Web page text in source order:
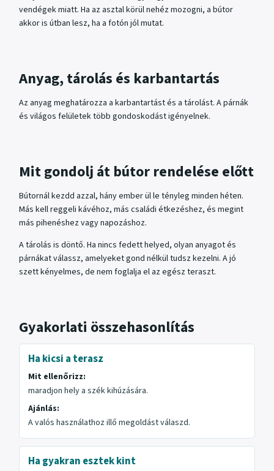
vendégek miatt. Ha az asztal körül nehéz mozogni, a bútor
akkor is útban lesz, ha a fotón jól mutat.
Anyag, tárolás és karbantartás
Az anyag meghatározza a karbantartást és a tárolást. A párnák
és világos felületek több gondoskodást igényelnek.
Mit gondolj át bútor rendelése előtt
Bútornál kezdd azzal, hány ember ül le tényleg minden héten.
Más kell reggeli kávéhoz, más családi étkezéshez, és megint
más pihenéshez vagy napozáshoz.
A tárolás is döntő. Ha nincs fedett helyed, olyan anyagot és
párnákat válassz, amelyeket gond nélkül tudsz kezelni. A jó
szett kényelmes, de nem foglalja el az egész teraszt.
Gyakorlati összehasonlítás
Ha kicsi a terasz
Mit ellenőrizz:
maradjon hely a szék kihúzására.
Ajánlás:
A valós használathoz illő megoldást válaszd.
Ha gyakran esztek kint